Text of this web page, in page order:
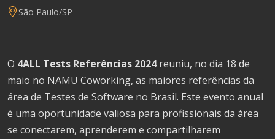
São Paulo/SP
O 4ALL Tests Referências 2024reuniu, no dia 18 de
maio no NAMU Coworking, as maiores referências da
área de Testes de Software no Brasil. Este evento anual
é uma oportunidade valiosa para profissionais da área
se conectarem, aprenderem e compartilharem